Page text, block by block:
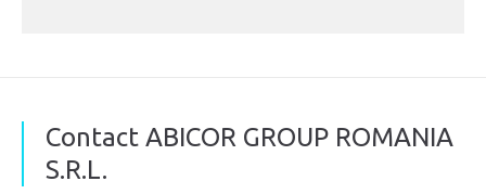
Contact ABICOR GROUP ROMANIA
S.R.L.